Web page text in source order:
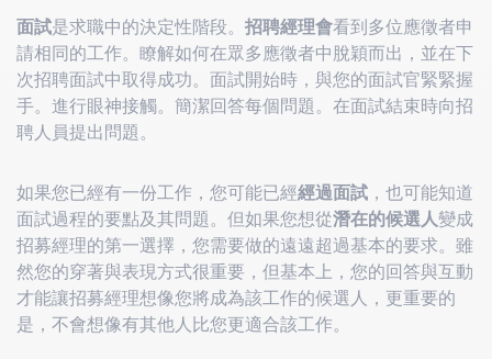
面試是求職中的決定性階段。 招聘經理會看到多位應徵者申
請相同的工作。瞭解如何在眾多應徵者中脫穎而出，並在下
次招聘面試中取得成功。面試開始時，與您的面試官緊緊握
手。進行眼神接觸。簡潔回答每個問題。在面試結束時向招
聘人員提出問題。
如果您已經有一份工作，您可能已經經過面試 ，也可能知道
面試過程的要點及其問題。但如果您想從潛在的候選人變成
招募經理的第一選擇，您需要做的遠遠超過基本的要求。雖
然您的穿著與表現方式很重要，但基本上，您的回答與互動
才能讓招募經理想像您將成為該工作的候選人，更重要的
是，不會想像有其他人比您更適合該工作。